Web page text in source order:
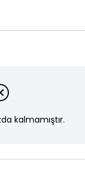
kalmamıştır.